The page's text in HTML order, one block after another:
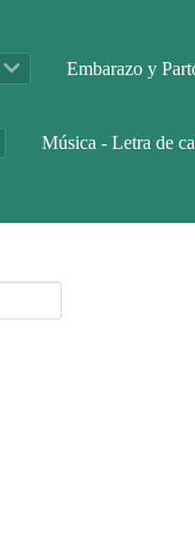
Embarazo y
Música - Letra de